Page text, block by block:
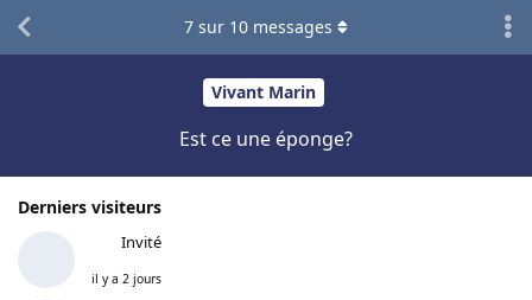
Vivant Marin
Est ce une éponge?
Derniers visiteurs
Invité
il y a 2 jours
7 sur 10 messages